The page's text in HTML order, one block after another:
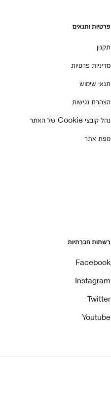
פרטיות ותנאים
תקנון
מדיניות פרטיות
תנאי שימוש
הצהרת נגישות
נהל קובצי Cookie של האתר
מפת אתר
רשתות חברתיות
Facebook
Instagram
Twitter
Youtube